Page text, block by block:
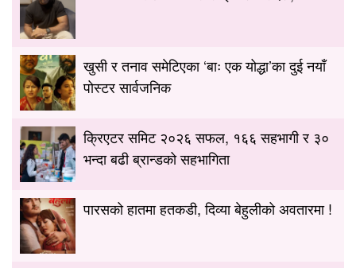
खुसी र तनाव समेटिएका ‘बाः एक योद्धा’का दुई नयाँ
पोस्टर सार्वजनिक
क्रिएटर समिट २०२६ सफल, १६६ सहभागी र ३०
भन्दा बढी ब्रान्डको सहभागिता
पारसको हातमा हतकडी, दिव्या बेहुलीको अवतारमा !